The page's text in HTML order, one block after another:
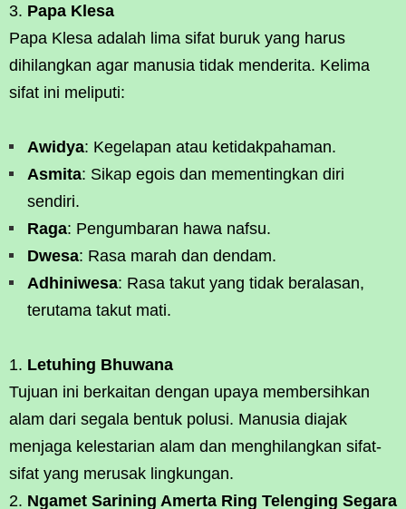
Papa Klesa
Papa Klesa adalah lima sifat buruk yang harus
dihilangkan agar manusia tidak menderita. Kelima
sifat ini meliputi:
Awidya: Kegelapan atau ketidakpahaman.
Asmita: Sikap egois dan mementingkan diri
sendiri.
Raga: Pengumbaran hawa nafsu.
Dwesa: Rasa marah dan dendam.
Adhiniwesa: Rasa takut yang tidak beralasan,
terutama takut mati.
Letuhing Bhuwana
Tujuan ini berkaitan dengan upaya membersihkan
alam dari segala bentuk polusi. Manusia diajak
menjaga kelestarian alam dan menghilangkan sifat-
sifat yang merusak lingkungan.
Ngamet Sarining Amerta Ring Telenging Segara